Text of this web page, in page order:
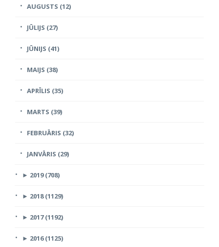
AUGUSTS (12)
JŪLIJS (27)
JŪNIJS (41)
MAIJS (38)
APRĪLIS (35)
MARTS (39)
FEBRUĀRIS (32)
JANVĀRIS (29)
► 2019 (708)
► 2018 (1129)
► 2017 (1192)
► 2016 (1125)